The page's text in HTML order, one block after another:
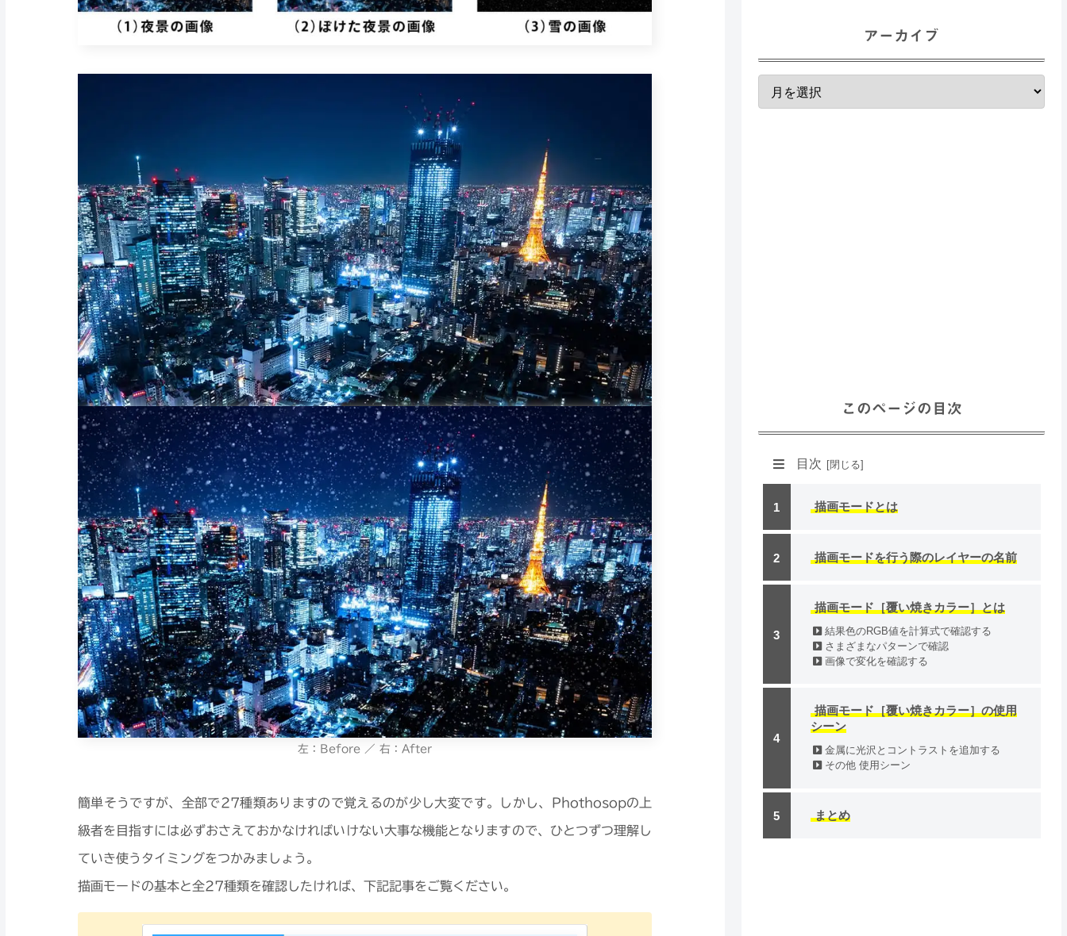
左：Before ／ 右：After
簡単そうですが、全部で27種類ありますので覚えるのが少し大変です。しかし、Phothosopの上
級者を目指すには必ずおさえておかなければいけない大事な機能となりますので、ひとつずつ理解し
ていき使うタイミングをつかみましょう。
描画モードの基本と全27種類を確認したければ、下記記事をご覧ください。
アーカイブ
このページの目次
目次
描画モードとは
描画モードを行う際のレイヤーの名前
描画モード［覆い焼きカラー］とは
結果色のRGB値を計算式で確認する
さまざまなパターンで確認
画像で変化を確認する
描画モード［覆い焼きカラー］の使用
シーン
金属に光沢とコントラストを追加する
その他 使用シーン
まとめ